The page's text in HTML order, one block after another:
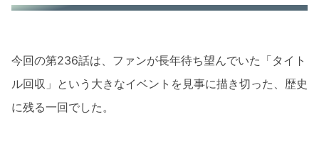
今回の第236話は、ファンが長年待ち望んでいた「タイト
ル回収」という大きなイベントを見事に描き切った、歴史
に残る一回でした。